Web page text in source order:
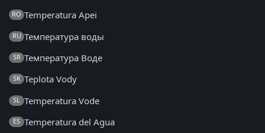
RO Temperatura Apei
RU Температура воды
SR Температура Воде
SK Teplota Vody
SL Temperatura Vode
ES Temperatura del Agua